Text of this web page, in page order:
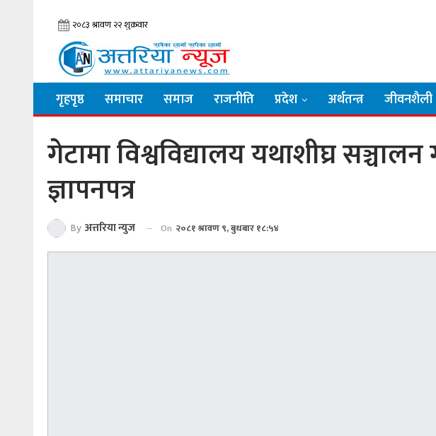
गृहपृष्ठ समाचार समाज राजनीति प्रदेश अर्थतन्त्र जीवनशैली
गेटामा विश्वविद्यालय यथाशीघ्र सञ्चालन
ज्ञापनपत्र
By अत्तरिया न्युज On २०८१ श्रावण ९, बुधबार १८:५४